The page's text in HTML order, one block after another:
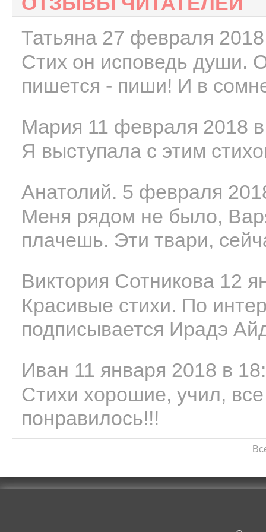
Татьяна 27 февраля
Стих он исповедь души.
пишется - пиши! И в
Мария 11 февраля 2018
Я выступала с этим
Анатолий. 5 февраля
Меня рядом не было,
плачешь. Эти твари,
Виктория Сотникова 12
Красивые стихи. По
подписывается Ирадэ
Иван 11 января 2018 в
Стихи хорошие, учил,
понравилось!!!